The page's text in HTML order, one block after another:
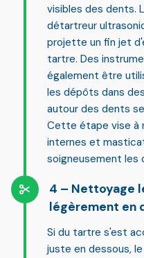
visibles des dents.
détartreur
projette un fin jet
tartre. Des
également être
les dépôts dans
autour des dents
Cette étape vise à
internes et
soigneusement les
Nettoyage
légèrement en
Si du tartre s'est
juste en dessous,